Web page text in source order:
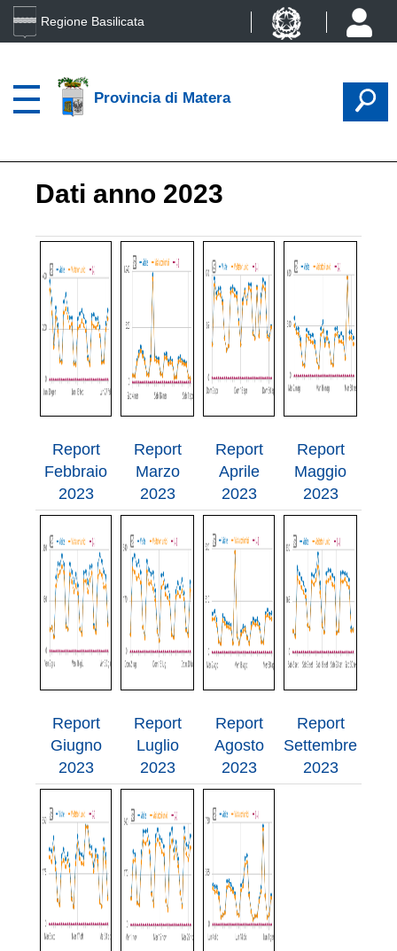
Regione Basilicata
Provincia di Matera
Dati anno 2023
Report
Febbraio
2023
Report
Marzo
2023
Report
Aprile
2023
Report
Maggio
2023
Report
Giugno
2023
Report
Luglio
2023
Report
Agosto
2023
Report
Settembre
2023